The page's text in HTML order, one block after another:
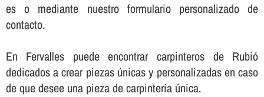
es o mediante nuestro formulario personalizado de
contacto.
En Fervalles puede encontrar carpinteros de Rubió
dedicados a crear piezas únicas y personalizadas en caso
de que desee una pieza de carpinterí­a única.